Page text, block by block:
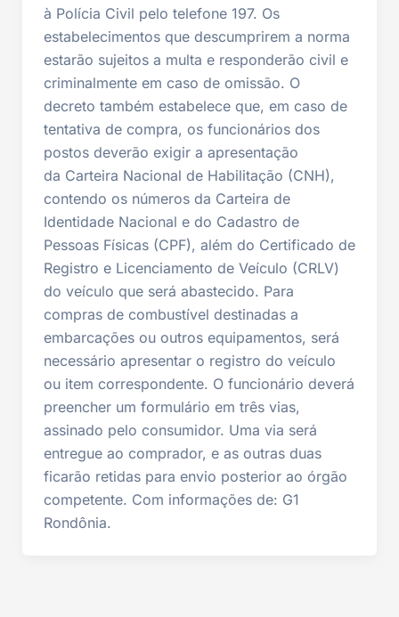
à Polícia Civil pelo telefone 197. Os
estabelecimentos que descumprirem a norma
estarão sujeitos a multa e responderão civil e
criminalmente em caso de omissão. O
decreto também estabelece que, em caso de
tentativa de compra, os funcionários dos
postos deverão exigir a apresentação
da Carteira Nacional de Habilitação (CNH),
contendo os números da Carteira de
Identidade Nacional e do Cadastro de
Pessoas Físicas (CPF), além do Certificado de
Registro e Licenciamento de Veículo (CRLV)
do veículo que será abastecido. Para
compras de combustível destinadas a
embarcações ou outros equipamentos, será
necessário apresentar o registro do veículo
ou item correspondente. O funcionário deverá
preencher um formulário em três vias,
assinado pelo consumidor. Uma via será
entregue ao comprador, e as outras duas
ficarão retidas para envio posterior ao órgão
competente. Com informações de: G1
Rondônia.